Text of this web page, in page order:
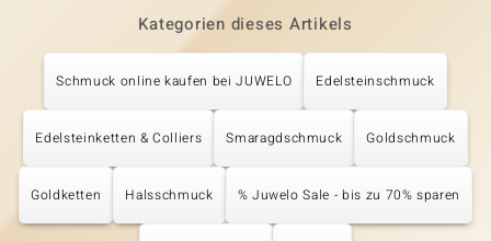
Kategorien dieses Artikels
Schmuck online kaufen bei JUWELO Edelsteinschmuck
Edelsteinketten & Colliers Smaragdschmuck Goldschmuck
Goldketten Halsschmuck % Juwelo Sale - bis zu 70% sparen